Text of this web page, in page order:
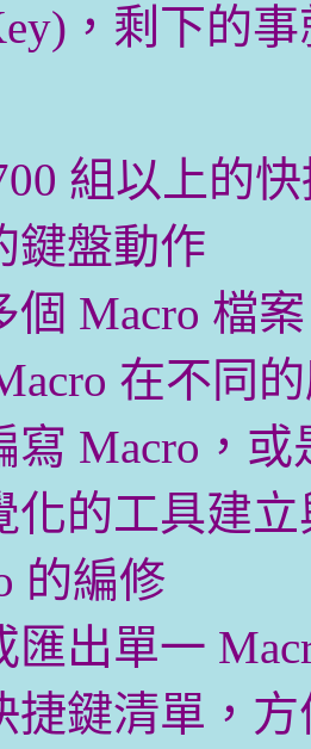
，剩下的
組以上的
鍵盤動作
個 Macro 檔
在不同
寫 Macro，
化的工具建
的編修
匯出單一
捷鍵清單，